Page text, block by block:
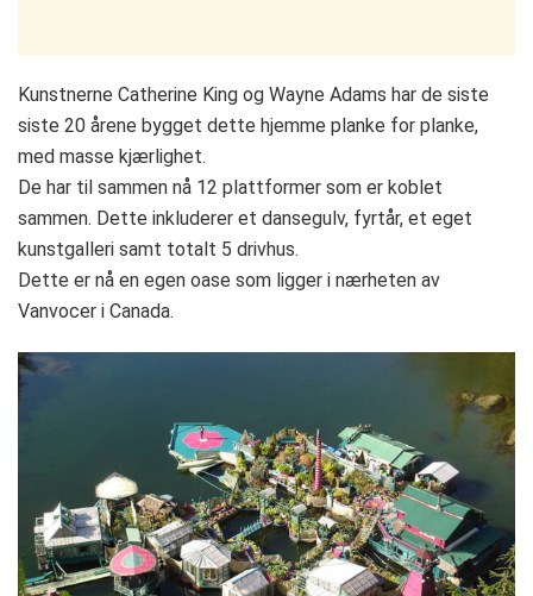
Kunstnerne Catherine King og Wayne Adams har de siste
siste 20 årene bygget dette hjemme planke for planke,
med masse kjærlighet.
De har til sammen nå 12 plattformer som er koblet
sammen. Dette inkluderer et dansegulv, fyrtår, et eget
kunstgalleri samt totalt 5 drivhus.
Dette er nå en egen oase som ligger i nærheten av
Vanvocer i Canada.